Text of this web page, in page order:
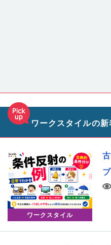
ワークスタイルの新
ワークスタイル